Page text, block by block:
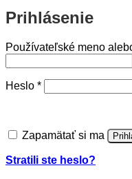
Prihlásenie
Používateľské meno
Heslo *Povinné
Zapamätať si ma
Stratili ste heslo?